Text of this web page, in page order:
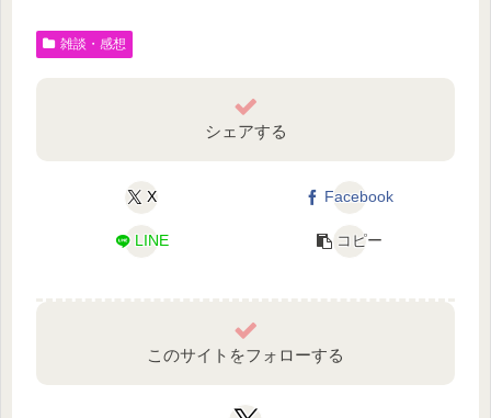
雑談・感想
シェアする
X Facebook
LINE コピー
このサイトをフォローする